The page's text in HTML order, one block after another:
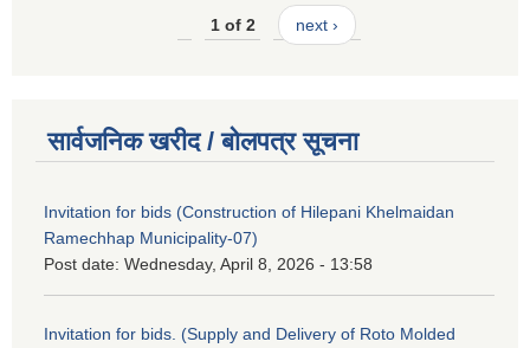
1 of 2 next ›
सार्वजनिक खरीद / बोलपत्र सूचना
Invitation for bids (Construction of Hilepani Khelmaidan
Ramechhap Municipality-07)
Post date: Wednesday, April 8, 2026 - 13:58
Invitation for bids. (Supply and Delivery of Roto Molded